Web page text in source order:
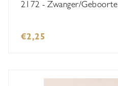
2172 - Zwanger/Geboorte
€2,25